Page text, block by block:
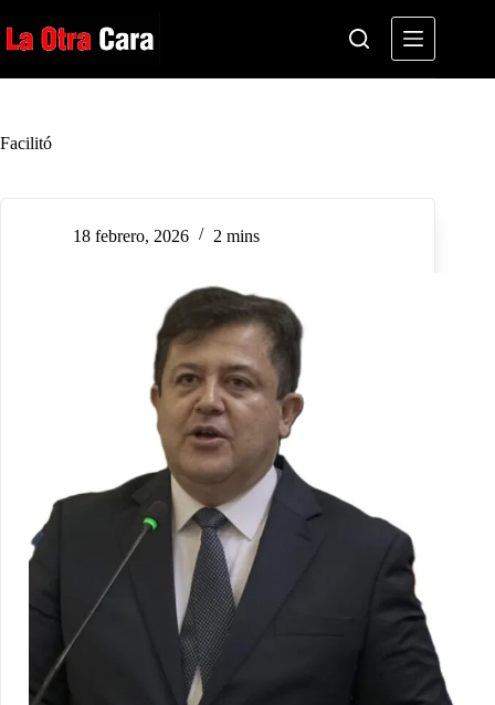
al
contenido
Facilitó
18 febrero, 2026 2 mins